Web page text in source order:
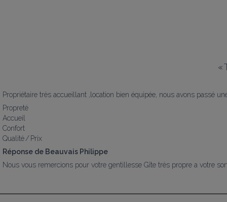
«
Propriétaire très accueillant ,location bien équipée, nous avons passé
Propreté
Accueil
Confort
Qualité / Prix
Réponse de Beauvais Philippe
Nous vous remercions pour votre gentillesse Gîte très propre a votre